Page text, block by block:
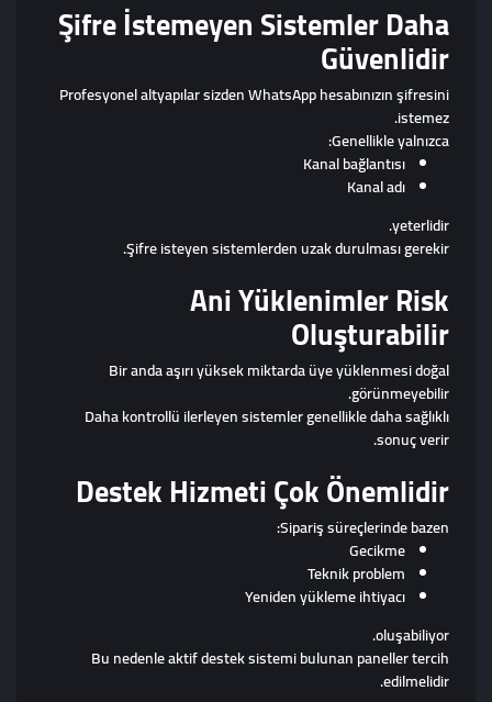
Şifre İstemeyen Sistemler Daha
Güvenlidir
Profesyonel altyapılar sizden WhatsApp hesabınızın şifresini
istemez.
Genellikle yalnızca:
Kanal bağlantısı
Kanal adı
yeterlidir.
Şifre isteyen sistemlerden uzak durulması gerekir.
Ani Yüklenimler Risk
Oluşturabilir
Bir anda aşırı yüksek miktarda üye yüklenmesi doğal
görünmeyebilir.
Daha kontrollü ilerleyen sistemler genellikle daha sağlıklı
sonuç verir.
Destek Hizmeti Çok Önemlidir
Sipariş süreçlerinde bazen:
Gecikme
Teknik problem
Yeniden yükleme ihtiyacı
oluşabiliyor.
Bu nedenle aktif destek sistemi bulunan paneller tercih
edilmelidir.